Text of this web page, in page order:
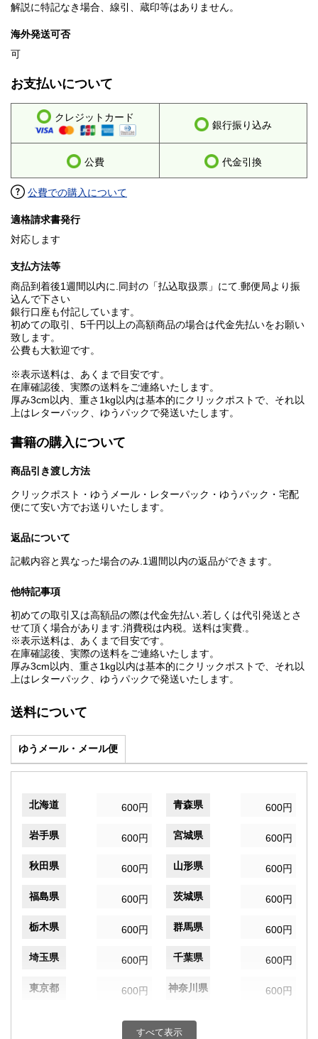
解説に特記なき場合、線引、蔵印等はありません。
海外発送可否
可
お支払いについて
クレジットカード
銀行振り込み
公費 代金引換
公費での購入について
適格請求書発行
対応します
支払方法等
商品到着後1週間以内に.同封の「払込取扱票」にて.郵便局より振
込んで下さい
銀行口座も付記しています。
初めての取引、5千円以上の高額商品の場合は代金先払いをお願い
致します。
公費も大歓迎です。
※表示送料は、あくまで目安です。
在庫確認後、実際の送料をご連絡いたします。
厚み3cm以内、重さ1kg以内は基本的にクリックポストで、それ以
上はレターパック、ゆうパックで発送いたします。
書籍の購入について
商品引き渡し方法
クリックポスト・ゆうメール・レターパック・ゆうパック・宅配
便にて安い方でお送りいたします。
返品について
記載内容と異なった場合のみ.1週間以内の返品ができます。
他特記事項
初めての取引又は高額品の際は代金先払い.若しくは代引発送とさ
せて頂く場合があります.消費税は内税。送料は実費.。
※表示送料は、あくまで目安です。
在庫確認後、実際の送料をご連絡いたします。
厚み3cm以内、重さ1kg以内は基本的にクリックポストで、それ以
上はレターパック、ゆうパックで発送いたします。
送料について
ゆうメール・メール便
北海道 600円 青森県 600円
岩手県 600円 宮城県 600円
秋田県 600円 山形県 600円
福島県 600円 茨城県 600円
栃木県 600円 群馬県 600円
埼玉県 600円 千葉県 600円
東京都 600円 神奈川県 600円
600円 富山県
すべて表示